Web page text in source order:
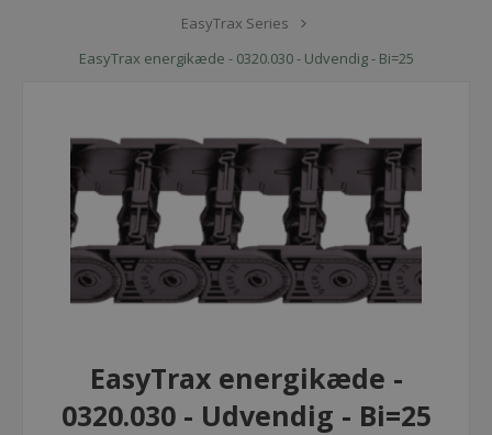
EasyTrax Series
EasyTrax energikæde - 0320.030 - Udvendig - Bi=25
EasyTrax energikæde -
0320.030 - Udvendig - Bi=25